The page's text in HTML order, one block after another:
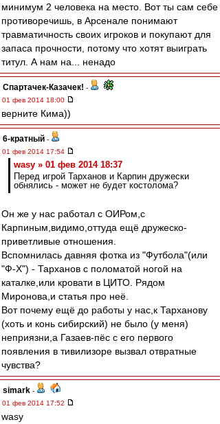
минимум 2 человека на место. Вот ты сам себе
противоречишь, в Арсенале понимают
травматичность своих игроков и покупают для
запаса прочности, потому что хотят выиграть
титул. А нам на... ненадо
Спартачек-Казачек! -
01 фев 2014 18:00
верните Кима))
6-кратный -
01 фев 2014 17:54
wasy » 01 фев 2014 18:37
Перед игрой Тарханов и Карпин дружески
обнялись - может не будет костолома?
Он же у нас работал с ОИРом,с
Карпиным,видимо,оттуда ещё дружеско-
приветливые отношения.
Вспомнилась давняя фотка из "Футбола"(или
"Ф-Х") - Тарханов с поломатой ногой на
каталке,или кровати в ЦИТО. Рядом
Миронова,и статья про неё.
Вот почему ещё до работы у нас,к Тарханову
(хоть и конь сибирский) не было (у меня)
неприязни,а Газаев-пёс с его первого
появления в тивилизоре вызвал отвратные
чувства?
simark -
01 фев 2014 17:52
wasy